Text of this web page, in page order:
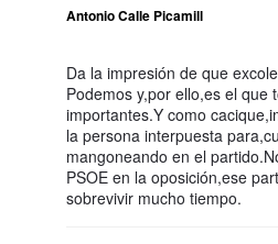
Antonio Calle Picamill
Da la impresión de que
Podemos y,por ello,es el que
importantes.Y como
la persona interpuesta
mangoneando en el
PSOE en la oposición,ese
sobrevivir mucho tiempo.